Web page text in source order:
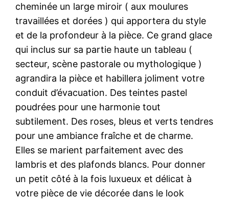
cheminée un large miroir ( aux moulures
travaillées et dorées ) qui apportera du style
et de la profondeur à la pièce. Ce grand glace
qui inclus sur sa partie haute un tableau (
secteur, scène pastorale ou mythologique )
agrandira la pièce et habillera joliment votre
conduit d’évacuation. Des teintes pastel
poudrées pour une harmonie tout
subtilement. Des roses, bleus et verts tendres
pour une ambiance fraîche et de charme.
Elles se marient parfaitement avec des
lambris et des plafonds blancs. Pour donner
un petit côté à la fois luxueux et délicat à
votre pièce de vie décorée dans le look